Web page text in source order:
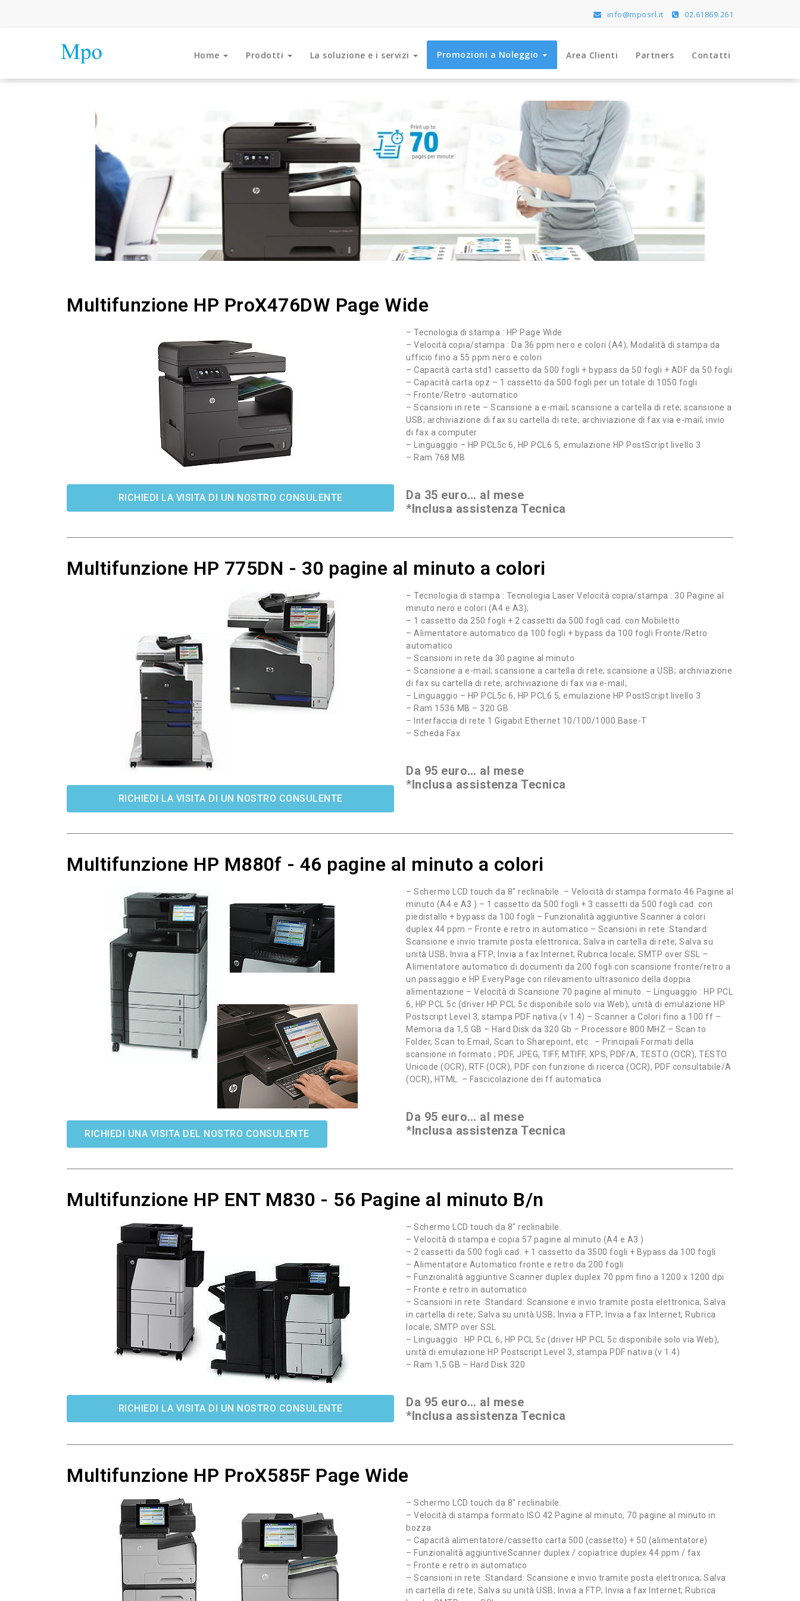
info@mposrl.it 02.61869.261
Home Prodotti La soluzione e i servizi Promozioni a Noleggio Area Clienti Partners Contatti
Multifunzione HP ProX476DW Page Wide
RICHIEDI LA VISITA DI UN NOSTRO CONSULENTE
– Tecnologia di stampa : HP Page Wide
– Velocità copia/stampa : Da 36 ppm nero e colori (A4); Modalità di stampa da
ufficio fino a 55 ppm nero e colori
– Capacità carta std1 cassetto da 500 fogli + bypass da 50 fogli + ADF da 50 fogli
– Capacità carta opz – 1 cassetto da 500 fogli per un totale di 1050 fogli
– Fronte/Retro -automatico
– Scansioni in rete – Scansione a e-mail; scansione a cartella di rete; scansione a
USB; archiviazione di fax su cartella di rete; archiviazione di fax via e-mail; invio
di fax a computer
– Linguaggio – HP PCL5c 6, HP PCL6 5, emulazione HP PostScript livello 3
– Ram 768 MB
Da 35 euro… al mese
*Inclusa assistenza Tecnica
Multifunzione HP 775DN - 30 pagine al minuto a colori
RICHIEDI LA VISITA DI UN NOSTRO CONSULENTE
– Tecnologia di stampa : Tecnologia Laser Velocità copia/stampa : 30 Pagine al
minuto nero e colori (A4 e A3);
– 1 cassetto da 250 fogli + 2 cassetti da 500 fogli cad. con Mobiletto
– Alimentatore automatico da 100 fogli + bypass da 100 fogli Fronte/Retro
automatico
– Scansioni in rete da 30 pagine al minuto
– Scansione a e-mail; scansione a cartella di rete; scansione a USB; archiviazione
di fax su cartella di rete; archiviazione di fax via e-mail;
– Linguaggio – HP PCL5c 6, HP PCL6 5, emulazione HP PostScript livello 3
– Ram 1536 MB – 320 GB
– Interfaccia di rete 1 Gigabit Ethernet 10/100/1000 Base-T
– Scheda Fax
Da 95 euro… al mese
*Inclusa assistenza Tecnica
Multifunzione HP M880f - 46 pagine al minuto a colori
RICHIEDI UNA VISITA DEL NOSTRO CONSULENTE
– Schermo LCD touch da 8″ reclinabile. – Velocità di stampa formato 46 Pagine al
minuto (A4 e A3 ) – 1 cassetto da 500 fogli + 3 cassetti da 500 fogli cad. con
piedistallo + bypass da 100 fogli – Funzionalità aggiuntive Scanner a colori
duplex 44 ppm – Fronte e retro in automatico – Scansioni in rete :Standard:
Scansione e invio tramite posta elettronica; Salva in cartella di rete; Salva su
unità USB; Invia a FTP; Invia a fax Internet; Rubrica locale; SMTP over SSL –
Alimentatore automatico di documenti da 200 fogli con scansione fronte/retro a
un passaggio e HP EveryPage con rilevamento ultrasonico della doppia
alimentazione – Velocità di Scansione 70 pagine al minuto. – Linguaggio : HP PCL
6, HP PCL 5c (driver HP PCL 5c disponibile solo via Web), unità di emulazione HP
Postscript Level 3, stampa PDF nativa (v 1.4) – Scanner a Colori fino a 100 ff –
Memoria da 1,5 GB – Hard Disk da 320 Gb – Processore 800 MHZ – Scan to
Folder, Scan to Email, Scan to Sharepoint, etc . – Principali Formati della
scansione in formato ; PDF, JPEG, TIFF, MTIFF, XPS, PDF/A, TESTO (OCR), TESTO
Unicode (OCR), RTF (OCR), PDF con funzione di ricerca (OCR), PDF consultabile/A
(OCR), HTML. – Fascicolazione dei ff automatica
Da 95 euro… al mese
*Inclusa assistenza Tecnica
Multifunzione HP ENT M830 - 56 Pagine al minuto B/n
RICHIEDI LA VISITA DI UN NOSTRO CONSULENTE
– Schermo LCD touch da 8″ reclinabile.
– Velocità di stampa e copia 57 pagine al minuto (A4 e A3 )
– 2 cassetti da 500 fogli cad. + 1 cassetto da 3500 fogli + Bypass da 100 fogli
– Alimentatore Automatico fronte e retro da 200 fogli
– Funzionalità aggiuntive Scanner duplex duplex 70 ppm fino a 1200 x 1200 dpi
– Fronte e retro in automatico
– Scansioni in rete :Standard: Scansione e invio tramite posta elettronica; Salva
in cartella di rete; Salva su unità USB; Invia a FTP; Invia a fax Internet; Rubrica
locale; SMTP over SSL
– Linguaggio : HP PCL 6, HP PCL 5c (driver HP PCL 5c disponibile solo via Web),
unità di emulazione HP Postscript Level 3, stampa PDF nativa (v 1.4)
– Ram 1,5 GB – Hard Disk 320
Da 95 euro… al mese
*Inclusa assistenza Tecnica
Multifunzione HP ProX585F Page Wide
– Schermo LCD touch da 8″ reclinabile.
– Velocità di stampa formato ISO 42 Pagine al minuto; 70 pagine al minuto in
bozza
– Capacità alimentatore/cassetto carta 500 (cassetto) + 50 (alimentatore)
– Funzionalità aggiuntiveScanner duplex / copiatrice duplex 44 ppm / fax
– Fronte e retro in automatico
– Scansioni in rete :Standard: Scansione e invio tramite posta elettronica; Salva
in cartella di rete; Salva su unità USB; Invia a FTP; Invia a fax Internet; Rubrica